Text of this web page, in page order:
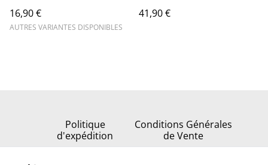
16,90 €
AUTRES VARIANTES DISPONIBLES
41,90 €
Politique
d'expédition
Conditions Générales
de Vente